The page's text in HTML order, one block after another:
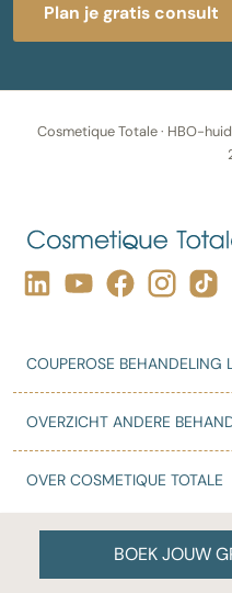
Plan je gratis consult
Cosmetique Totale · HBO-
COUPEROSE BEHANDELING
OVERZICHT ANDERE
OVER COSMETIQUE TOTALE
© 2026 Cosmetique-
BOEK JOUW